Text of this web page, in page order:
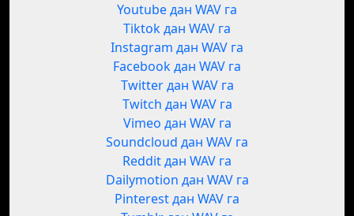
Youtube дан WAV га
Tiktok дан WAV га
Instagram дан WAV га
Facebook дан WAV га
Twitter дан WAV га
Twitch дан WAV га
Vimeo дан WAV га
Soundcloud дан WAV га
Reddit дан WAV га
Dailymotion дан WAV га
Pinterest дан WAV га